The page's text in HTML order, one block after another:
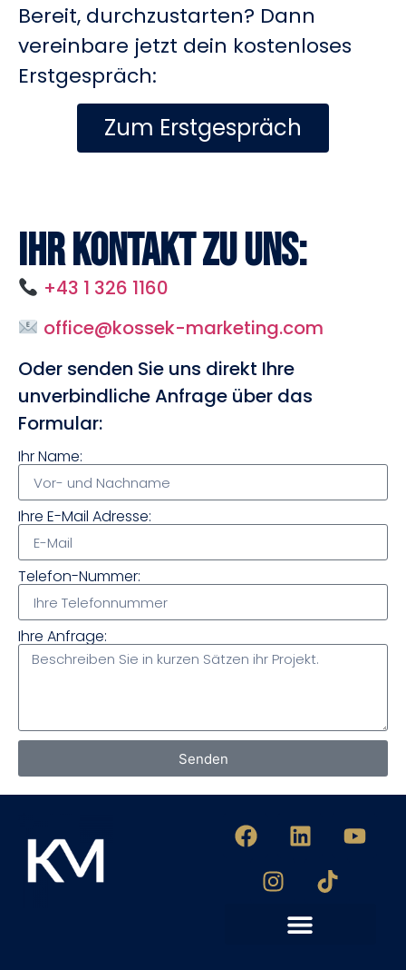
Bereit, durchzustarten? Dann
vereinbare jetzt dein kostenloses
Erstgespräch:
Zum Erstgespräch
Ihr Kontakt zu uns:
+43 1 326 1160
office@kossek-marketing.com
Oder senden Sie uns direkt Ihre
unverbindliche Anfrage über das
Formular:
Ihr Name:
Ihre E-Mail Adresse:
Telefon-Nummer:
Ihre Anfrage:
Senden